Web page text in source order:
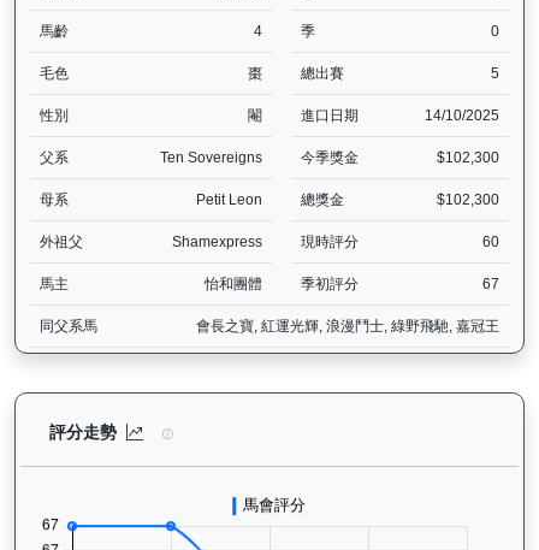
馬齡 4 季 0
毛色 棗 總出賽 5
性別 閹 進口日期 14/10/2025
父系 Ten Sovereigns 今季獎金 $102,300
母系 Petit Leon 總獎金 $102,300
外祖父 Shamexpress 現時評分 60
馬主 怡和團體 季初評分 67
同父系馬 會長之寶, 紅運光輝, 浪漫鬥士, 綠野飛馳, 嘉冠王
評分走勢 怡傲錢莊（L222）— 評分走勢圖表：追蹤香